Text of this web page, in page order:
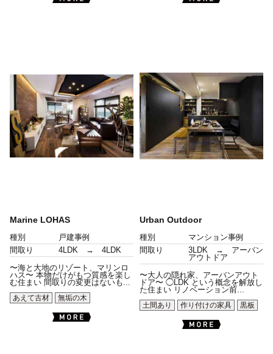
Marine LOHAS
種別
戸建事例
間取り
4LDK → 4LDK
〜海と大地のリゾート、マリンロ
ハス〜 本物だけがもつ質感を楽し
む住まい 間取りの変更はないも...
あえて古材
無垢の木
Urban Outdoor
種別
マンション事例
間取り
3LDK → アーバン
アウトドア
〜大人の隠れ家、アーバンアウト
ドア〜 ◯LDK という概念を解放し
た住まい リノベーション前...
土間あり
作り付けの家具 黒板